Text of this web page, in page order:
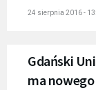
24 sierpnia 2016 -
Gdański
ma